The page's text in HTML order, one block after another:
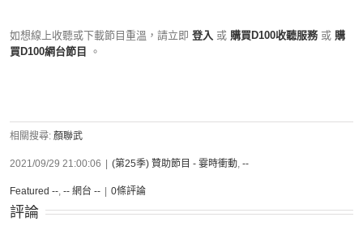
如想線上收聽或下載節目重溫，請立即 登入 或 購買D100收聽服務 或 購
買D100網台節目
。
相關搜尋: 顏聯武
2021/09/29 21:00:06 (第25季) 贊助節目 - 霎時衝動, --
Featured --, -- 網台 -- 0條評論
評論